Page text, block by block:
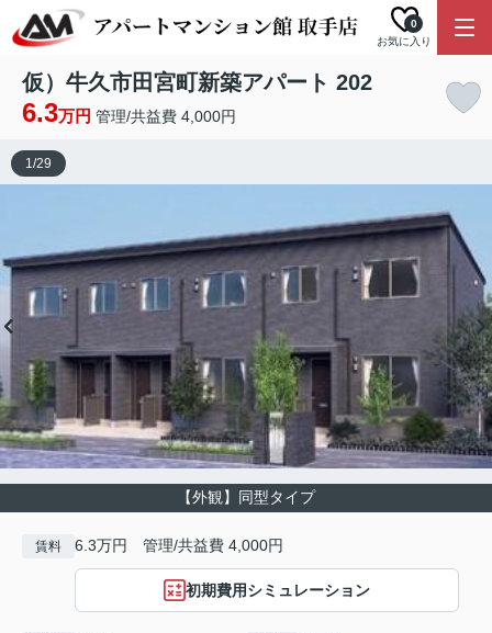
お気に入り
0
仮）牛久市田宮町新築アパート 202
6.3万円 管理/共益費 4,000円
【外観】同型タイプ
1/29
賃料 6.3万円 管理/共益費 4,000円
初期費用シミュレーション